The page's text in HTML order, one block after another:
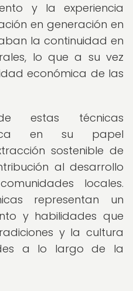
y la experiencia
en generación en
la continuidad en
lo que a su vez
económica de las
estas técnicas
en su papel
sostenible de
al desarrollo
locales.
representan un
y habilidades que
y la cultura
a lo largo de la